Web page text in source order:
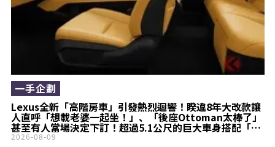
Lexus全新「高階房車」引發熱烈迴響！睽違8年大改款讓
人直呼「想載老婆一起坐！」、「後座Ottoman太棒了」
甚至有人當場決定下訂！超過5.1公尺的巨大車身搭配「豪
華待客空間」，全新ES業務透露的「真實心聲」究竟是什
一手企劃
2026-08-09